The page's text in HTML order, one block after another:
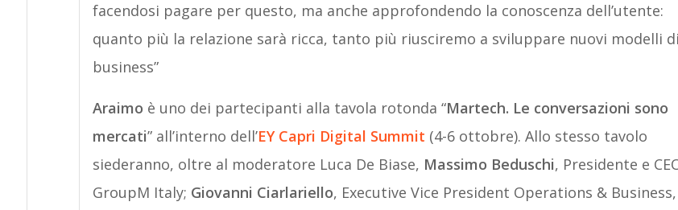
facendosi pagare per questo, ma anche approfondendo la conoscenza dell’utente:
quanto più la relazione sarà ricca, tanto più riusciremo a sviluppare nuovi modelli di
business”
Araimo è uno dei partecipanti alla tavola rotonda “Martech. Le conversazioni sono
mercati” all’interno dell’EY Capri Digital Summit (4-6 ottobre). Allo stesso tavolo
siederanno, oltre al moderatore Luca De Biase, Massimo Beduschi, Presidente e
GroupM Italy; Giovanni Ciarlariello, Executive Vice President Operations & Business,
Digital